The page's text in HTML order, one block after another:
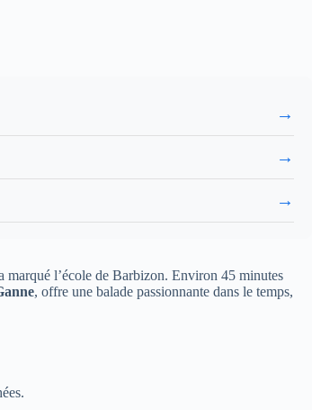
→
→
→
l’école de Barbizon. Environ 45 minutes
, offre une balade passionnante dans le temps,